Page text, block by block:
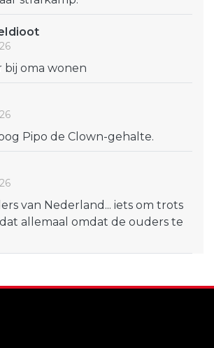
bij oma wonen
Pipo de Clown-gehalte.
van Nederland... iets om trots
allemaal omdat de ouders te